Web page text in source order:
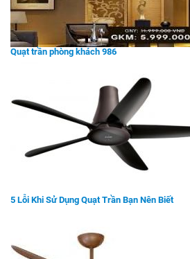
Quạt trần phòng khách 986
5 Lỗi Khi Sử Dụng Quạt Trần Bạn Nên Biết